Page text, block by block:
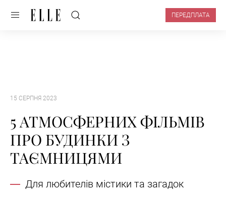
ПЕРЕДПЛАТА
15 СЕРПНЯ 2023
5 АТМОСФЕРНИХ ФІЛЬМІВ
ПРО БУДИНКИ З
ТАЄМНИЦЯМИ
Для любителів містики та загадок